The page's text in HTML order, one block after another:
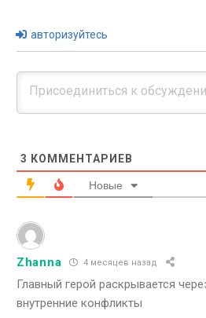
авторизуйтесь
3 КОММЕНТАРИЕВ
Новые
Zhanna 4 месяцев назад
Главный герой раскрывается
внутренние конфликты